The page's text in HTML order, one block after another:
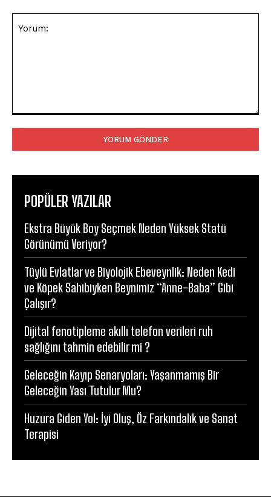
POPÜLER YAZILAR
Ekstra Büyük Boy Seçmek Neden Yüksek Statü
Görünümü Veriyor?
Tüylü Evlatlar ve Biyolojik Ebeveynlik: Neden Kedi
ve Köpek Sahibiyken Beynimiz “Anne-Baba” Gibi
Çalışır?
Dijital fenotipleme akıllı telefon verileri ruh
sağlığını tahmin edebilir mi ?
Geleceğin Kayıp Senaryoları: Yaşanmamış Bir
Geleceğin Yası Tutulur Mu?
Huzura Giden Yol: İyi Oluş, Öz Farkındalık ve Sanat
Terapisi